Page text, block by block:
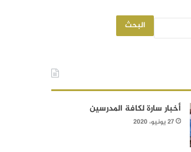
البحث
أخبار سارة لكافة المدرسين
27 يونيو، 2020